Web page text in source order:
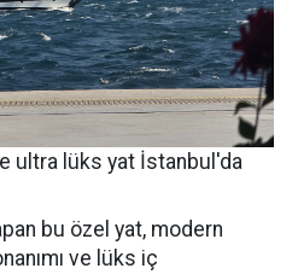
ultra lüks yat İstanbul'da
bu özel yat, modern
ve lüks iç